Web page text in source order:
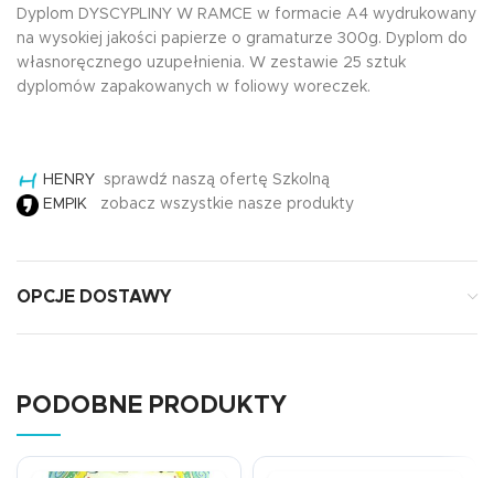
Dyplom DYSCYPLINY W RAMCE w formacie A4 wydrukowany
na wysokiej jakości papierze o gramaturze 300g. Dyplom do
własnoręcznego uzupełnienia. W zestawie 25 sztuk
dyplomów zapakowanych w foliowy woreczek.
HENRY sprawdź naszą ofertę Szkolną
EMPIK zobacz wszystkie nasze produkty
OPCJE DOSTAWY
PODOBNE PRODUKTY